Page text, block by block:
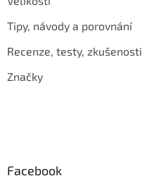
Tipy, návody a porovnání
Recenze, testy, zkušenosti
Značky
Facebook